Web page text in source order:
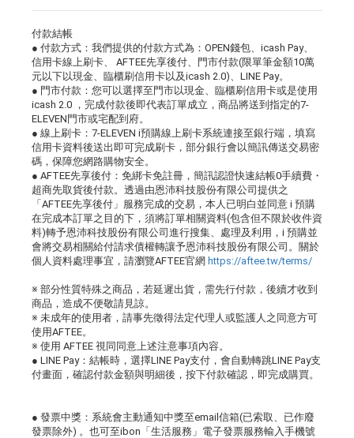
付款結帳
● 付款方式：我們提供的付款方式為：OPEN錢包、icash Pay、
信用卡線上刷卡、 AFTEE先享後付、門市付款(限單筆金額10萬
元以下以現金、臨櫃刷信用卡以及icash 2.0)、LINE Pay。
● 門市付款：您可以選擇至門市以現金、臨櫃刷信用卡或是使用
icash 2.0 ，完成付款後即代表訂單成立，商品將送到指定的7-
ELEVEN門市或宅配到府。
● 線上刷卡：7-ELEVEN i預購線上刷卡系統連接至銀行端，填寫
信用卡資料後送出即可完成刷卡，部分銀行會以簡訊傳送交易密
碼，保障您網路購物安全。
● AFTEE先享後付：免綁卡免註冊，簡訊認證快速結帳0手續費・
超商先取貨後付款。透過由恩沛科技股份有限公司提供之
「AFTEE先享後付」服務完成的交易，本人已明白並同意 i 預購
在完成本訂單之目的下，須將訂單相關資料(包含但不限於收件資
料)轉予恩沛科技股份有限公司進行搜集、處理及利用，i 預購並
會將交易相關給付請求債權轉讓予恩沛科技股份有限公司。關於
個人資料處理事宜，請瀏覽AFTEE官網 https://aftee.tw/terms/
※ 部分性質特殊之商品，若延遲出貨，需先行付款，後續才收到
商品，造成不便敬請見諒。
※ 未成年的使用者，請事先徵得法定代理人或監護人之同意方可
使用AFTEE。
※ 使用 AFTEE 視同同意上述注意事項內容。
● LINE Pay：結帳時，選擇LINE Pay支付，會自動轉跳LINE Pay支
付畫面，確認付款金額與明細後，按下付款確認，即完成購買。
● 發票中獎：系統會主動通知中獎至email信箱(已索取、已作廢
發票除外) 。也可至ibon「生活服務」電子發票服務輸入手機號